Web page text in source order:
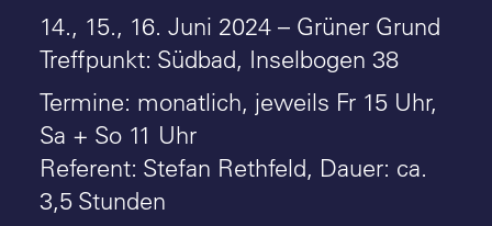
14., 15., 16. Juni 2024 – Grüner Grund
Treffpunkt: Südbad, Inselbogen 38
Termine: monatlich, jeweils Fr 15 Uhr,
Sa + So 11 Uhr
Referent: Stefan Rethfeld, Dauer: ca.
3,5 Stunden